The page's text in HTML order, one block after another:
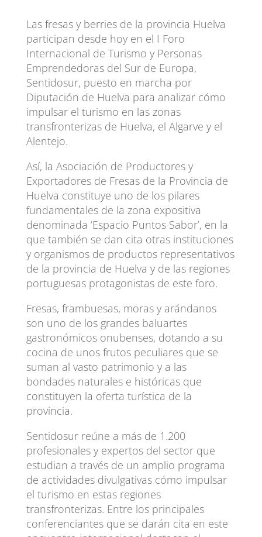
Las fresas y berries de la provincia Huelva
participan desde hoy en el I Foro
Internacional de Turismo y Personas
Emprendedoras del Sur de Europa,
Sentidosur, puesto en marcha por
Diputación de Huelva para analizar cómo
impulsar el turismo en las zonas
transfronterizas de Huelva, el Algarve y el
Alentejo.
Así, la Asociación de Productores y
Exportadores de Fresas de la Provincia de
Huelva constituye uno de los pilares
fundamentales de la zona expositiva
denominada ‘Espacio Puntos Sabor’, en la
que también se dan cita otras instituciones
y organismos de productos representativos
de la provincia de Huelva y de las regiones
portuguesas protagonistas de este foro.
Fresas, frambuesas, moras y arándanos
son uno de los grandes baluartes
gastronómicos onubenses, dotando a su
cocina de unos frutos peculiares que se
suman al vasto patrimonio y a las
bondades naturales e históricas que
constituyen la oferta turística de la
provincia.
Sentidosur reúne a más de 1.200
profesionales y expertos del sector que
estudian a través de un amplio programa
de actividades divulgativas cómo impulsar
el turismo en estas regiones
transfronterizas. Entre los principales
conferenciantes que se darán cita en este